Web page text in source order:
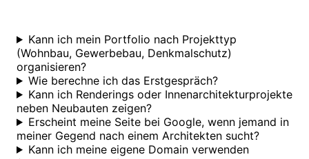
Kann ich mein Portfolio nach Projekttyp
(Wohnbau, Gewerbebau, Denkmalschutz)
organisieren?
Wie berechne ich das Erstgespräch?
Kann ich Renderings oder Innenarchitekturprojekte
neben Neubauten zeigen?
Erscheint meine Seite bei Google, wenn jemand in
meiner Gegend nach einem Architekten sucht?
Kann ich meine eigene Domain verwenden